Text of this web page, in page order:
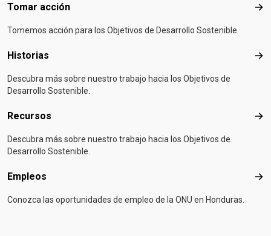
Tomar acción
Tomemos acción para los Objetivos de Desarrollo Sostenible
Historias
Descubra más sobre nuestro trabajo hacia los Objetivos de
Desarrollo Sostenible.
Recursos
Descubra más sobre nuestro trabajo hacia los Objetivos de
Desarrollo Sostenible.
Empleos
Conozca las oportunidades de empleo de la ONU en Honduras.